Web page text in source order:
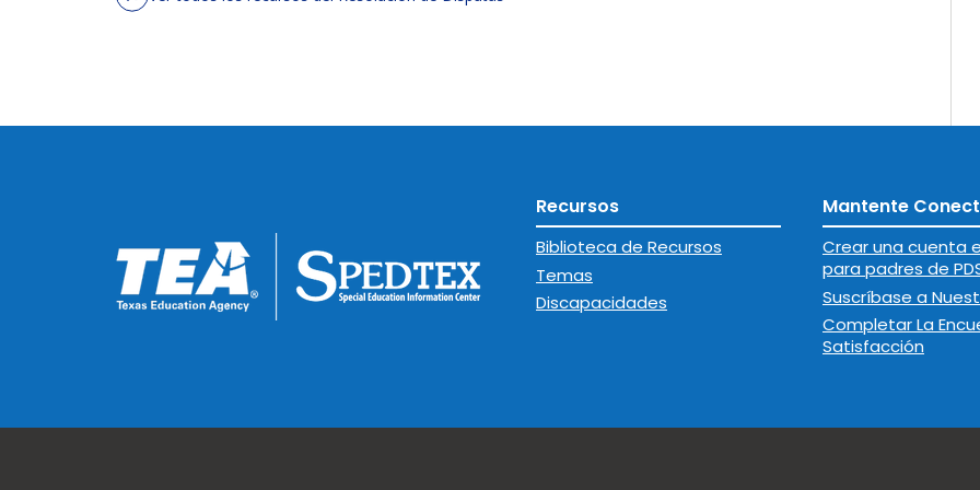
Recursos
Biblioteca de Recursos
Temas
Discapacidades
Mantente
Crear una cuenta
para padres de
Suscríbase a
Completar La
Satisfacción